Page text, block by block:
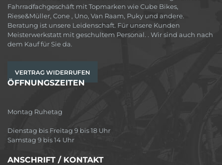
Fahrradfachgeschäft mit Topmarken wie Cube Bikes,
Riese&Müller, Cone , Uno, Van Raam, Puky und andere.
Beratung ist unsere Leidenschaft. Für unsere Kunden
Meisterwerkstatt mit geschultem Personal. . Wir sind auch nach
dem Kauf für Sie da.
VERTRAG WIDERRUFEN
ÖFFNUNGSZEITEN
Montag Ruhetag
Dienstag bis Freitag 9 bis 18 Uhr
Samstag 9 bis 14 Uhr
ANSCHRIFT / KONTAKT